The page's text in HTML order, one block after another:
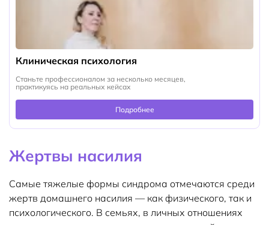
Клиническая психология
Станьте профессионалом за несколько месяцев,
практикуясь на реальных кейсах
Подробнее
Жертвы насилия
Самые тяжелые формы синдрома отмечаются среди
жертв домашнего насилия — как физического, так и
психологического. В семьях, в личных отношениях